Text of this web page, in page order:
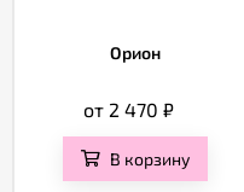
Орион
от 2 470 ₽
В корзину